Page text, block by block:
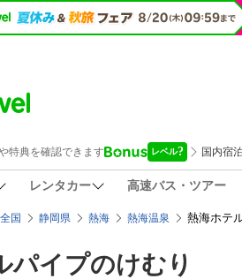
レンタカー 高速バス・ツアー
全国 静岡県 熱海 熱海温泉 熱海ホテ
パイプのけむり